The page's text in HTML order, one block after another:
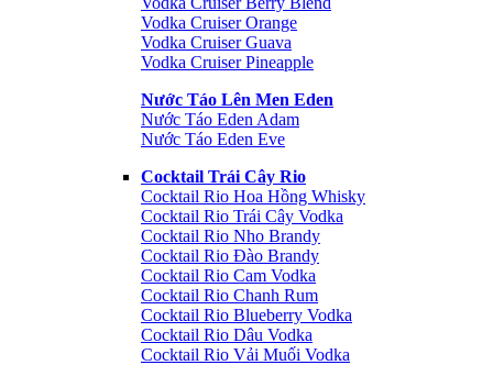
Vodka Cruiser Orange
Vodka Cruiser Guava
Vodka Cruiser Pineapple
Nước Táo Lên Men Eden
Nước Táo Eden Adam
Nước Táo Eden Eve
Cocktail Trái Cây Rio
Cocktail Rio Hoa Hồng Whisky
Cocktail Rio Trái Cây Vodka
Cocktail Rio Nho Brandy
Cocktail Rio Đào Brandy
Cocktail Rio Cam Vodka
Cocktail Rio Chanh Rum
Cocktail Rio Blueberry Vodka
Cocktail Rio Dâu Vodka
Cocktail Rio Vải Muối Vodka